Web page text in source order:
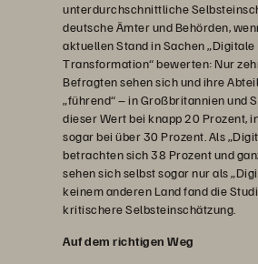
unterdurchschnittliche
deutsche Ämter und Behörden,
aktuellen Stand in Sachen „Digitale
Transformation“ bewerten: Nur
Befragten sehen sich und ihre
„führend“ – in Großbritannien und
dieser Wert bei knapp 20 Prozent,
sogar bei über 30 Prozent. Als
betrachten sich 38 Prozent und
sehen sich selbst sogar nur als
keinem anderen Land fand die
kritischere Selbsteinschätzung.
Auf dem richtigen Weg